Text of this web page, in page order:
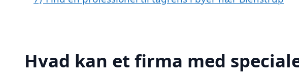
Hvad kan et firma med